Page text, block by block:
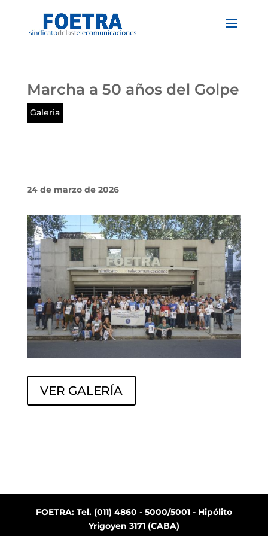
Marcha a 50 años del Golpe
Galeria
24 de marzo de 2026
VER GALERÍA
FOETRA: Tel. (011) 4860 - 5000/5001 - Hipólito
Yrigoyen 3171 (CABA)